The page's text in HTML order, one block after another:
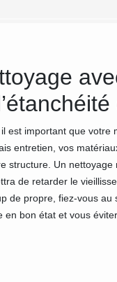
est important que
entretien, vos
structure. Un
de retarder le
de propre, fiez-vous
en bon état et vous